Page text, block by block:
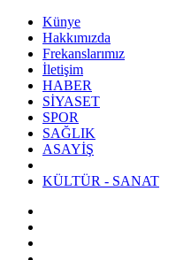
Künye
Hakkımızda
Frekanslarımız
İletişim
HABER
SİYASET
SPOR
SAĞLIK
ASAYİŞ
KÜLTÜR - SANAT